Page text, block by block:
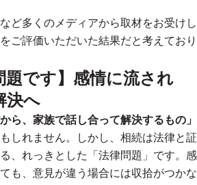
ど多くのメディアから取材をお受けし
ご評価いただいた結果だと考えており
題です】感情に流され
決へ
ら、家族で話し合って解決するもの」
しれません。しかし、相続は法律と証
、れっきとした「法律問題」です。感
も、意見が違う場合には収拾がつかな